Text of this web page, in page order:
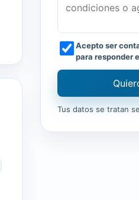
Acepto ser
para responder
Tus datos se tratan